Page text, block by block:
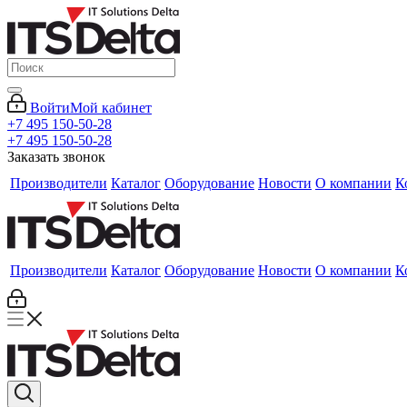
ВойтиМой кабинет
+7 495 150-50-28
+7 495 150-50-28
Заказать звонок
Производители Каталог Оборудование Новости О компании
Производители Каталог Оборудование Новости О компании